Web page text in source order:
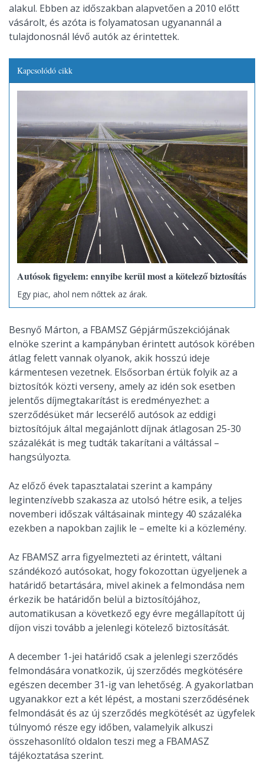
alakul. Ebben az időszakban alapvetően a 2010 előtt
vásárolt, és azóta is folyamatosan ugyanannál a
tulajdonosnál lévő autók az érintettek.
Kapcsolódó cikk
Autósok figyelem: ennyibe kerül most a kötelező biztosítás
Egy piac, ahol nem nőttek az árak.
Besnyő Márton, a FBAMSZ Gépjárműszekciójának
elnöke szerint a kampányban érintett autósok körében
átlag felett vannak olyanok, akik hosszú ideje
kármentesen vezetnek. Elsősorban értük folyik az a
biztosítók közti verseny, amely az idén sok esetben
jelentős díjmegtakarítást is eredményezhet: a
szerződésüket már lecserélő autósok az eddigi
biztosítójuk által megajánlott díjnak átlagosan 25-30
százalékát is meg tudták takarítani a váltással –
hangsúlyozta.
Az előző évek tapasztalatai szerint a kampány
legintenzívebb szakasza az utolsó hétre esik, a teljes
novemberi időszak váltásainak mintegy 40 százaléka
ezekben a napokban zajlik le – emelte ki a közlemény.
Az FBAMSZ arra figyelmezteti az érintett, váltani
szándékozó autósokat, hogy fokozottan ügyeljenek a
határidő betartására, mivel akinek a felmondása nem
érkezik be határidőn belül a biztosítójához,
automatikusan a következő egy évre megállapított új
díjon viszi tovább a jelenlegi kötelező biztosítását.
A december 1-jei határidő csak a jelenlegi szerződés
felmondására vonatkozik, új szerződés megkötésére
egészen december 31-ig van lehetőség. A gyakorlatban
ugyanakkor ezt a két lépést, a mostani szerződésének
felmondását és az új szerződés megkötését az ügyfelek
túlnyomó része egy időben, valamelyik alkuszi
összehasonlító oldalon teszi meg a FBAMASZ
tájékoztatása szerint.